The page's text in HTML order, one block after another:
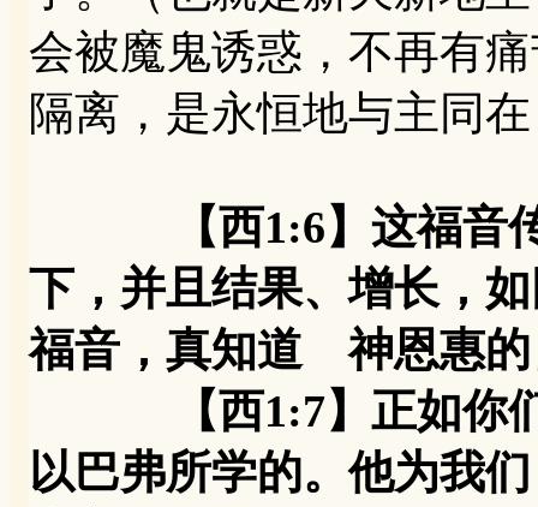
会被魔鬼诱惑，不再有
隔离，是永恒地与主同
【西1:6】这福音
下，并且结果、增长，
福音，真知道 神恩惠的
【西1:7】正如你们
以巴弗所学的。他为我